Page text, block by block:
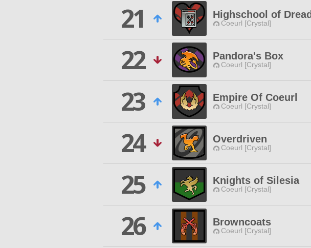
21
Highschool of Dread
Coeurl [Crystal]
22
Pandora's Box
Coeurl [Crystal]
23
Empire Of Coeurl
Coeurl [Crystal]
24
Overdriven
Coeurl [Crystal]
25
Knights of Silesia
Coeurl [Crystal]
26
Browncoats
Coeurl [Crystal]